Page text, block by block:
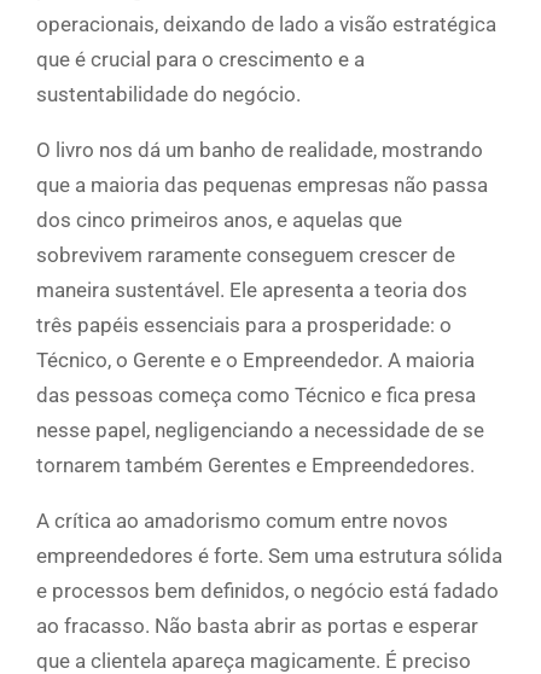
operacionais, deixando de lado a visão estratégica
que é crucial para o crescimento e a
sustentabilidade do negócio.
O livro nos dá um banho de realidade, mostrando
que a maioria das pequenas empresas não passa
dos cinco primeiros anos, e aquelas que
sobrevivem raramente conseguem crescer de
maneira sustentável. Ele apresenta a teoria dos
três papéis essenciais para a prosperidade: o
Técnico, o Gerente e o Empreendedor. A maioria
das pessoas começa como Técnico e fica presa
nesse papel, negligenciando a necessidade de se
tornarem também Gerentes e Empreendedores.
A crítica ao amadorismo comum entre novos
empreendedores é forte. Sem uma estrutura sólida
e processos bem definidos, o negócio está fadado
ao fracasso. Não basta abrir as portas e esperar
que a clientela apareça magicamente. É preciso